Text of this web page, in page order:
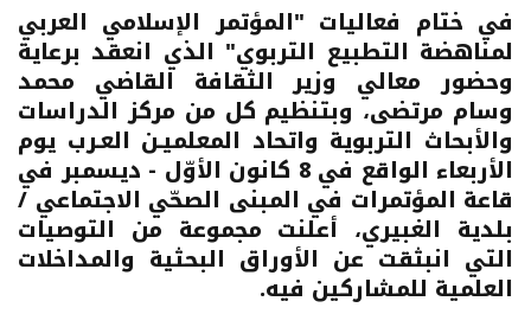
في ختام فعاليات "المؤتمر الإسلامي العربي
لمناهضة التطبيع التربوي" الذي انعقد برعاية
وحضور معالي وزير الثقافة القاضي محمد
وسام مرتضى، وبتنظيم كل من مركز الدراسات
والأبحاث التربوية واتحاد المعلميـن العـرب يوم
الأربعاء الواقع في 8 كانون الأوّل - ديسمبر في
قاعة المؤتمرات في المبنى الصحّي الاجتماعي /
بلدية الغبيري، أعلنت مجموعة من التوصيات
التي انبثقت عن الأوراق البحثية والمداخلات
العلمية للمشاركين فيه.